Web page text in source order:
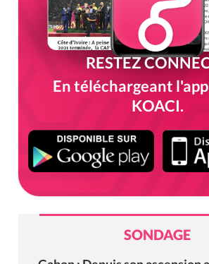
RESTEZ
En téléchargeant
KOACI.
SONDAGE